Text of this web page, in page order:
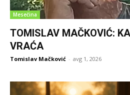
Mesečina
TOMISLAV MAČKOVIĆ:
VRAĆA
Tomislav Mačković - avg 1, 2026